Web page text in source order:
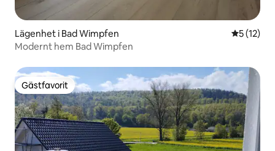
Lägenhet i Bad Wimpfen 5 av 5 i
5 (12)
Modernt hem Bad Wimpfen
Gästfavorit
Gästfavorit